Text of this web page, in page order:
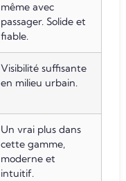
même avec
passager. Solide et
fiable.
Visibilité suffisante
en milieu urbain.
Un vrai plus dans
cette gamme,
moderne et
intuitif.